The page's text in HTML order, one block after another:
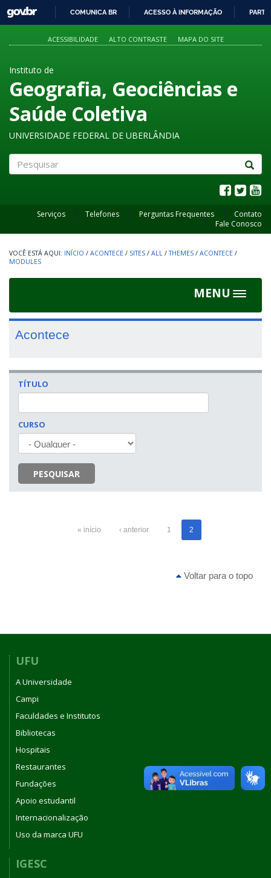
PARA
O
GOVBR
COMUNICA BR ACESSO À INFORMAÇÃO
ACESSIBILIDADE ALTO CONTRASTE MAPA DO SITE
Instituto de
Geografia, Geociências e
Saúde Coletiva
UNIVERSIDADE FEDERAL DE UBERLÂNDIA
Serviços Telefones Perguntas Frequentes
Contato
Fale Conosco
INÍCIO / ACONTECE / SITES / ALL / THEMES / ACONTECE /
MODULES
MENU
Toggle
Acontece
TÍTULO
CURSO
PESQUISAR
« início ‹ anterior 1 2
Voltar para o topo
UFU
A Universidade
Campi
Faculdades e Institutos
Bibliotecas
Hospitais
Restaurantes
Fundações
Apoio estudantil
Internacionalização
Uso da marca UFU
IGESC